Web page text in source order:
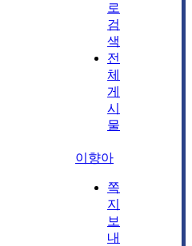
로
검
색
전
체
게
시
물
이향아
쪽
지
보
내